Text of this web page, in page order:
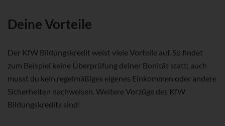
Deine Vorteile
Der KfW Bildungskredit weist viele Vorteile auf. So findet
zum Beispiel keine Überprüfung deiner Bonität statt; auch
musst du kein regelmäßiges eigenes Einkommen oder andere
Sicherheiten nachweisen. Weitere Vorzüge des KfW
Bildungskredits sind: